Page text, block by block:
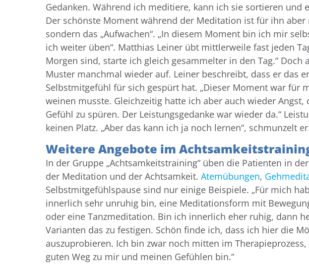
Gedanken. Während ich meditiere, kann ich sie sortieren und
Der schönste Moment während der Meditation ist für ihn aber
sondern das „Aufwachen“. „In diesem Moment bin ich mir
ich weiter üben“. Matthias Leiner übt mittlerweile fast jeden
Morgen sind, starte ich gleich gesammelter in den Tag.“
Muster manchmal wieder auf. Leiner beschreibt, dass er das
Selbstmitgefühl für sich gespürt hat. „Dieser Moment war für
weinen musste. Gleichzeitig hatte ich aber auch wieder
Gefühl zu spüren. Der Leistungsgedanke war wieder da.“
keinen Platz. „Aber das kann ich ja noch lernen“, schmunzelt
Weitere Angebote im
In der Gruppe „Achtsamkeitstraining“ üben die Patienten in
der Meditation und der Achtsamkeit. Atemübungen,
Selbstmitgefühlspause sind nur einige Beispiele. „Für mich
innerlich sehr unruhig bin, eine Meditationsform mit
oder eine Tanzmeditation. Bin ich innerlich eher ruhig, dann
Varianten das zu festigen. Schön finde ich, dass ich hier die
auszuprobieren. Ich bin zwar noch mitten im
guten Weg zu mir und meinen Gefühlen bin.“